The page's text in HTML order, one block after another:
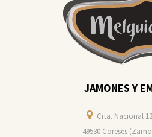
JAMONES Y
Crta. Nacional
49530 Coreses